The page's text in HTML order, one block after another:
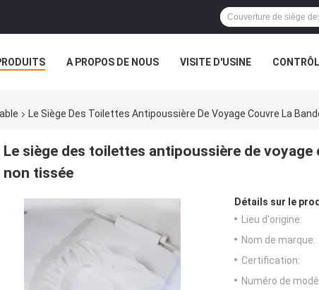
A PROPOS DE NOUS VISITE D'USINE
Le Siège Des Toilettes Antipoussière De Voyage Couvre La
Le siège des toilettes antipoussière de
non tissée
Détails sur le
Lieu d'origine:
Nom de marque:
Certification:
Numéro de